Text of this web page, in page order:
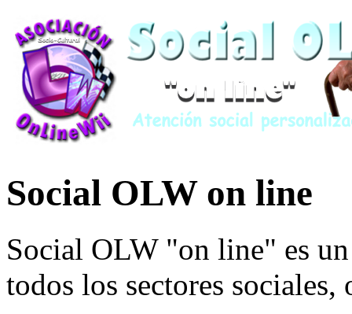
Social OLW on line
Social OLW "on line" es
todos los sectores sociales,